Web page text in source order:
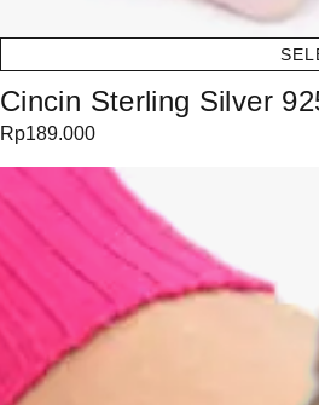
Cincin Sterling Silver
Rp189.000